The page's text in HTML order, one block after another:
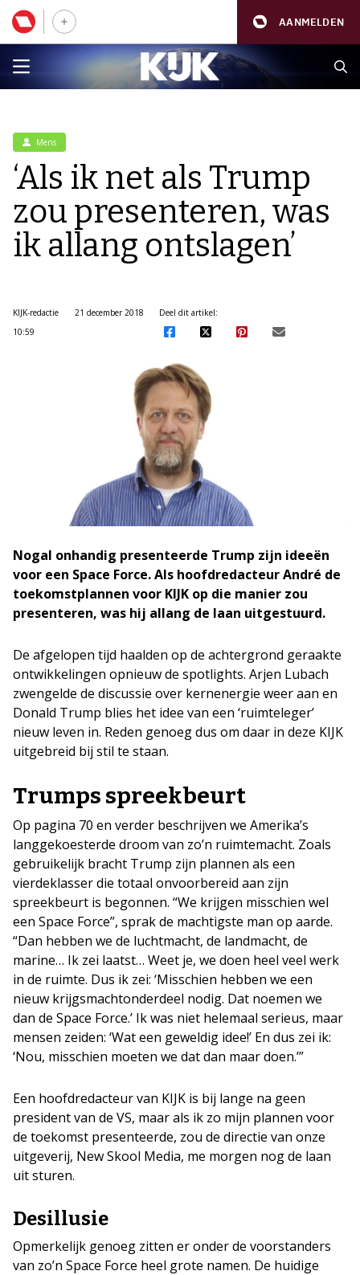
AANMELDEN
Mens
‘Als ik net als Trump
zou presenteren, was
ik allang ontslagen’
KIJK-redactie
21 december 2018
10:59
Deel dit artikel:
Nogal onhandig presenteerde Trump zijn ideeën
voor een Space Force. Als hoofdredacteur André de
toekomstplannen voor KIJK op die manier zou
presenteren, was hij allang de laan uitgestuurd.
De afgelopen tijd haalden op de achtergrond geraakte
ontwikkelingen opnieuw de spotlights. Arjen Lubach
zwengelde de discussie over kernenergie weer aan en
Donald Trump blies het idee van een ‘ruimteleger’
nieuw leven in. Reden genoeg dus om daar in deze KIJK
uitgebreid bij stil te staan.
Trumps spreekbeurt
Op pagina 70 en verder beschrijven we Amerika’s
langgekoesterde droom van zo’n ruimtemacht. Zoals
gebruikelijk bracht Trump zijn plannen als een
vierdeklasser die totaal onvoorbereid aan zijn
spreekbeurt is begonnen. “We krijgen misschien wel
een Space Force”, sprak de machtigste man op aarde.
“Dan hebben we de luchtmacht, de landmacht, de
marine… Ik zei laatst… Weet je, we doen heel veel werk
in de ruimte. Dus ik zei: ‘Misschien hebben we een
nieuw krijgsmachtonderdeel nodig. Dat noemen we
dan de Space Force.’ Ik was niet helemaal serieus, maar
mensen zeiden: ‘Wat een geweldig idee!’ En dus zei ik:
‘Nou, misschien moeten we dat dan maar doen.’”
Een hoofdredacteur van KIJK is bij lange na geen
president van de VS, maar als ik zo mijn plannen voor
de toekomst presenteerde, zou de directie van onze
uitgeverij, New Skool Media, me morgen nog de laan
uit sturen.
Desillusie
Opmerkelijk genoeg zitten er onder de voorstanders
van zo’n Space Force heel grote namen. De huidige